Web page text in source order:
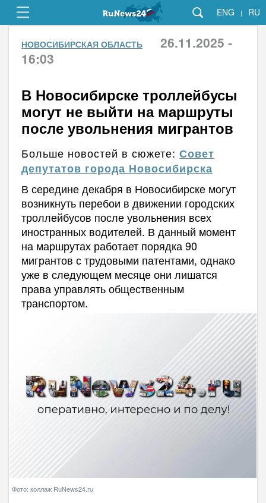
ENG | RU
НОВОСИБИРСКАЯ ОБЛАСТЬ
26.11.2025 -
16:03
В Новосибирске троллейбусы
могут не выйти на маршруты
после увольнения мигрантов
Больше новостей в сюжете: Совет
депутатов города Новосибирска
В середине декабря в Новосибирске могут
возникнуть перебои в движении городских
троллейбусов после увольнения всех
иностранных водителей. В данный момент
на маршрутах работает порядка 90
мигрантов с трудовыми патентами, однако
уже в следующем месяце они лишатся
права управлять общественным
транспортом.
Фото: коллаж RuNews24.ru